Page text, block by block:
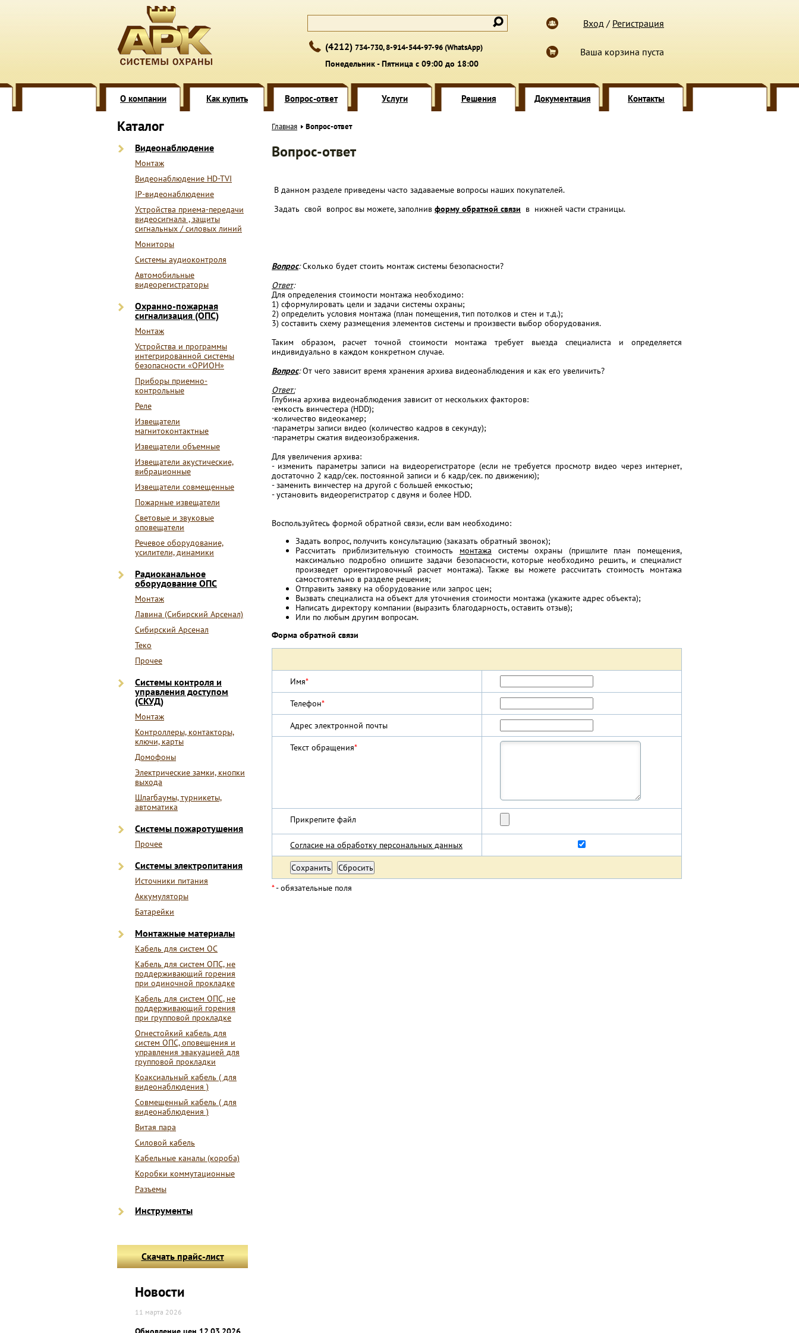
(4212) 734-730, 8-914-544-97-96 (WhatsApp)
Понедельник - Пятница с 09:00 до 18:00
Вход / Регистрация
Ваша корзина пуста
О компании Как купить Вопрос-ответ Услуги Решения Документация Контакты
Каталог
Видеонаблюдение
Монтаж
Видеонаблюдение HD-TVI
IP-видеонаблюдение
Устройства приема-передачи
видеосигнала , защиты
сигнальных / силовых линий
Мониторы
Системы аудиоконтроля
Автомобильные
видеорегистраторы
Охранно-пожарная
сигнализация (ОПС)
Монтаж
Устройства и программы
интегрированной системы
безопасности «ОРИОН»
Приборы приемно-
контрольные
Реле
Извещатели
магнитоконтактные
Извещатели объемные
Извещатели акустические,
вибрационные
Извещатели совмещенные
Пожарные извещатели
Световые и звуковые
оповещатели
Речевое оборудование,
усилители, динамики
Радиоканальное
оборудование ОПС
Монтаж
Лавина (Сибирский Арсенал)
Сибирский Арсенал
Теко
Прочее
Системы контроля и
управления доступом
(СКУД)
Монтаж
Контроллеры, контакторы,
ключи, карты
Домофоны
Электрические замки, кнопки
выхода
Шлагбаумы, турникеты,
автоматика
Системы пожаротушения
Прочее
Системы электропитания
Источники питания
Аккумуляторы
Батарейки
Монтажные материалы
Кабель для систем ОС
Кабель для систем ОПС, не
поддерживающий горения
при одиночной прокладке
Кабель для систем ОПС, не
поддерживающий горения
при групповой прокладке
Огнестойкий кабель для
систем ОПС, оповещения и
управления эвакуацией для
групповой прокладки
Коаксиальный кабель ( для
видеонаблюдения )
Совмещенный кабель ( для
видеонаблюдения )
Витая пара
Силовой кабель
Кабельные каналы (короба)
Коробки коммутационные
Разъемы
Инструменты
Скачать прайс-лист
Новости
11 марта 2026
Главная Вопрос-ответ
Вопрос-ответ
В данном разделе приведены часто задаваемые вопросы наших покупателей.
Задать свой вопрос вы можете, заполнив форму обратной связи в нижней части страницы.
Вопрос:Сколько будет стоить монтаж системы безопасности?
Ответ:
Для определения стоимости монтажа необходимо:
1) сформулировать цели и задачи системы охраны;
2) определить условия монтажа (план помещения, тип потолков и стен и т.д.);
3) составить схему размещения элементов системы и произвести выбор оборудования.
Таким образом, расчет точной стоимости монтажа требует выезда специалиста и определяется
индивидуально в каждом конкретном случае.
Вопрос:От чего зависит время хранения архива видеонаблюдения и как его увеличить?
Ответ:
Глубина архива видеонаблюдения зависит от нескольких факторов:
⋅емкость винчестера (HDD);
⋅количество видеокамер;
⋅параметры записи видео (количество кадров в секунду);
⋅параметры сжатия видеоизображения.
Для увеличения архива:
- изменить параметры записи на видеорегистраторе (если не требуется просмотр видео через интернет,
достаточно 2 кадр/сек. постоянной записи и 6 кадр/сек. по движению);
- заменить винчестер на другой с большей емкостью;
- установить видеорегистратор с двумя и более HDD.
Воспользуйтесь формой обратной связи, если вам необходимо:
Задать вопрос, получить консультацию (заказать обратный звонок);
Рассчитать приблизительную стоимость монтажа системы охраны (пришлите план помещения,
максимально подробно опишите задачи безопасности, которые необходимо решить, и специалист
произведет ориентировочный расчет монтажа). Также вы можете рассчитать стоимость монтажа
самостоятельно в разделе решения;
Отправить заявку на оборудование или запрос цен;
Вызвать специалиста на объект для уточнения стоимости монтажа (укажите адрес объекта);
Написать директору компании (выразить благодарность, оставить отзыв);
Или по любым другим вопросам.
Форма обратной связи
Имя*
Телефон*
Адрес электронной почты
Текст обращения*
Прикрепите файл
Согласие на обработку персональных данных
*- обязательные поля